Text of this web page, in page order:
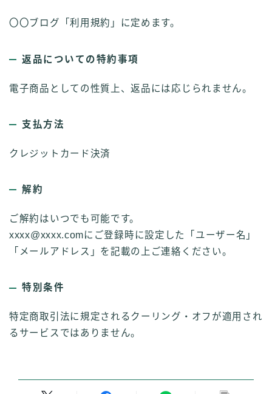
〇〇ブログ「利用規約」に定めます。
返品についての特約事項
電子商品としての性質上、返品には応じられません。
支払方法
クレジットカード決済
解約
ご解約はいつでも可能です。
xxxx@xxxx.comにご登録時に設定した「ユーザー名」
「メールアドレス」を記載の上ご連絡ください。
特別条件
特定商取引法に規定されるクーリング・オフが適用され
るサービスではありません。